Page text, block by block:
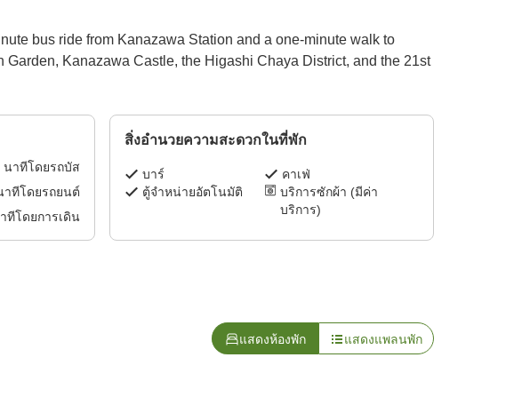
bus ride from Kanazawa Station and a one-minute walk to
Kanazawa Castle, the Higashi Chaya District, and the 21st
นาทีโดยรถบัส
าทีโดยรถยนต์
ทีโดยการเดิน
สิ่งอำนวยความสะดวกในที่พัก
บาร์
คาเฟ่
ตู้จำหน่ายอัตโนมัติ
บริการซักผ้า (มีค่า
บริการ)
แสดงห้องพัก แสดงแพลนพัก